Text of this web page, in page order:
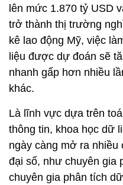
lên mức 1.870 tỷ USD
trở thành thị trường
kê lao động Mỹ, việc
liệu được dự đoán sẽ
nhanh gấp hơn nhiều
khác.
Là lĩnh vực dựa trên
thông tin, khoa học dữ
ngày càng mở ra
đại số, như chuyên gia
chuyên gia phân tích